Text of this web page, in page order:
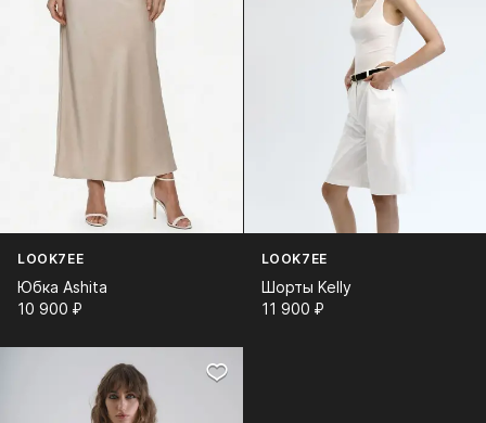
LOOK7EE
Юбка Ashita
10 900⁠ ⁠₽
LOOK7EE
Шорты Kelly
11 900⁠ ⁠₽